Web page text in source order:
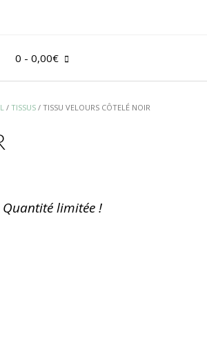
0 - 0,00€
/ TISSUS / TISSU VELOURS CÔTELÉ NOIR
limitée !